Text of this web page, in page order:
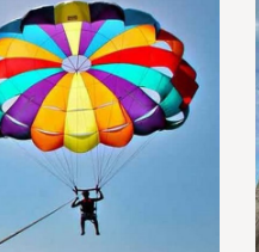
سایه بان در ساحل کیش